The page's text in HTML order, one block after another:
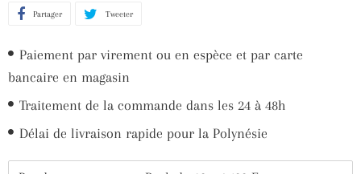
Partager Partager
Facebook
Tweeter
Twitter
Paiement par virement ou en espèce et par carte
bancaire en magasin
Traitement de la commande dans les 24 à 48h
Délai de livraison rapide pour la Polynésie